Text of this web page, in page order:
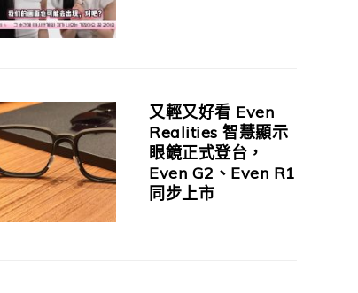
又輕又好看 Even
Realities 智慧顯示
眼鏡正式登台，
Even G2、Even R1
同步上市